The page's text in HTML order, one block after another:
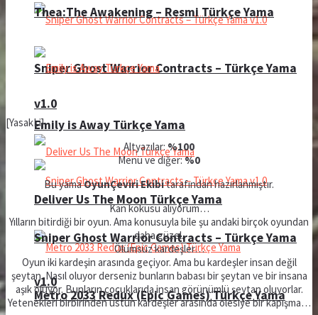
Sniper Ghost Warrior Contracts – Türkçe Yama
v1.0
Deliver Us The Moon Türkçe Yama
Metro 2033 Redux (Epic Games) Türkçe Yama
Thea:The Awakening – Resmi Türkçe Yama
Emily is Away Türkçe Yama
Sniper Ghost Warrior Contracts – Türkçe Yama
v1.0
[YasakLi]
Altyazılar:%100
Menü ve diğer:%0
Bu yamaOyunÇeviri Ekibitarafından hazırlanmıştır.
Kan kokusu alıyorum…
Yılların bitirdiği bir oyun. Ama konusuyla bile şu andaki birçok oyundan
daha güzel.
Ölümsüz kardeşler…
Oyun iki kardeşin arasında geçiyor. Ama bu kardeşler insan değil
şeytan. Nasıl oluyor derseniz bunların babası bir şeytan ve bir insana
aşık oluyor. Bunların çocuklarıda insan görünümlü şeytan oluyorlar.
Yetenekleri birbirinden üstün kardeşler arasında ölesiye bir kapışma…